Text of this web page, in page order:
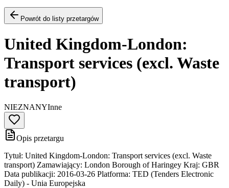
Powrót do listy przetargów
United Kingdom-London:
Transport services (excl. Waste
transport)
NIEZNANYInne
Opis przetargu
Tytuł: United Kingdom-London: Transport services (excl. Waste
transport) Zamawiający: London Borough of Haringey Kraj: GBR
Data publikacji: 2016-03-26 Platforma: TED (Tenders Electronic
Daily) - Unia Europejska